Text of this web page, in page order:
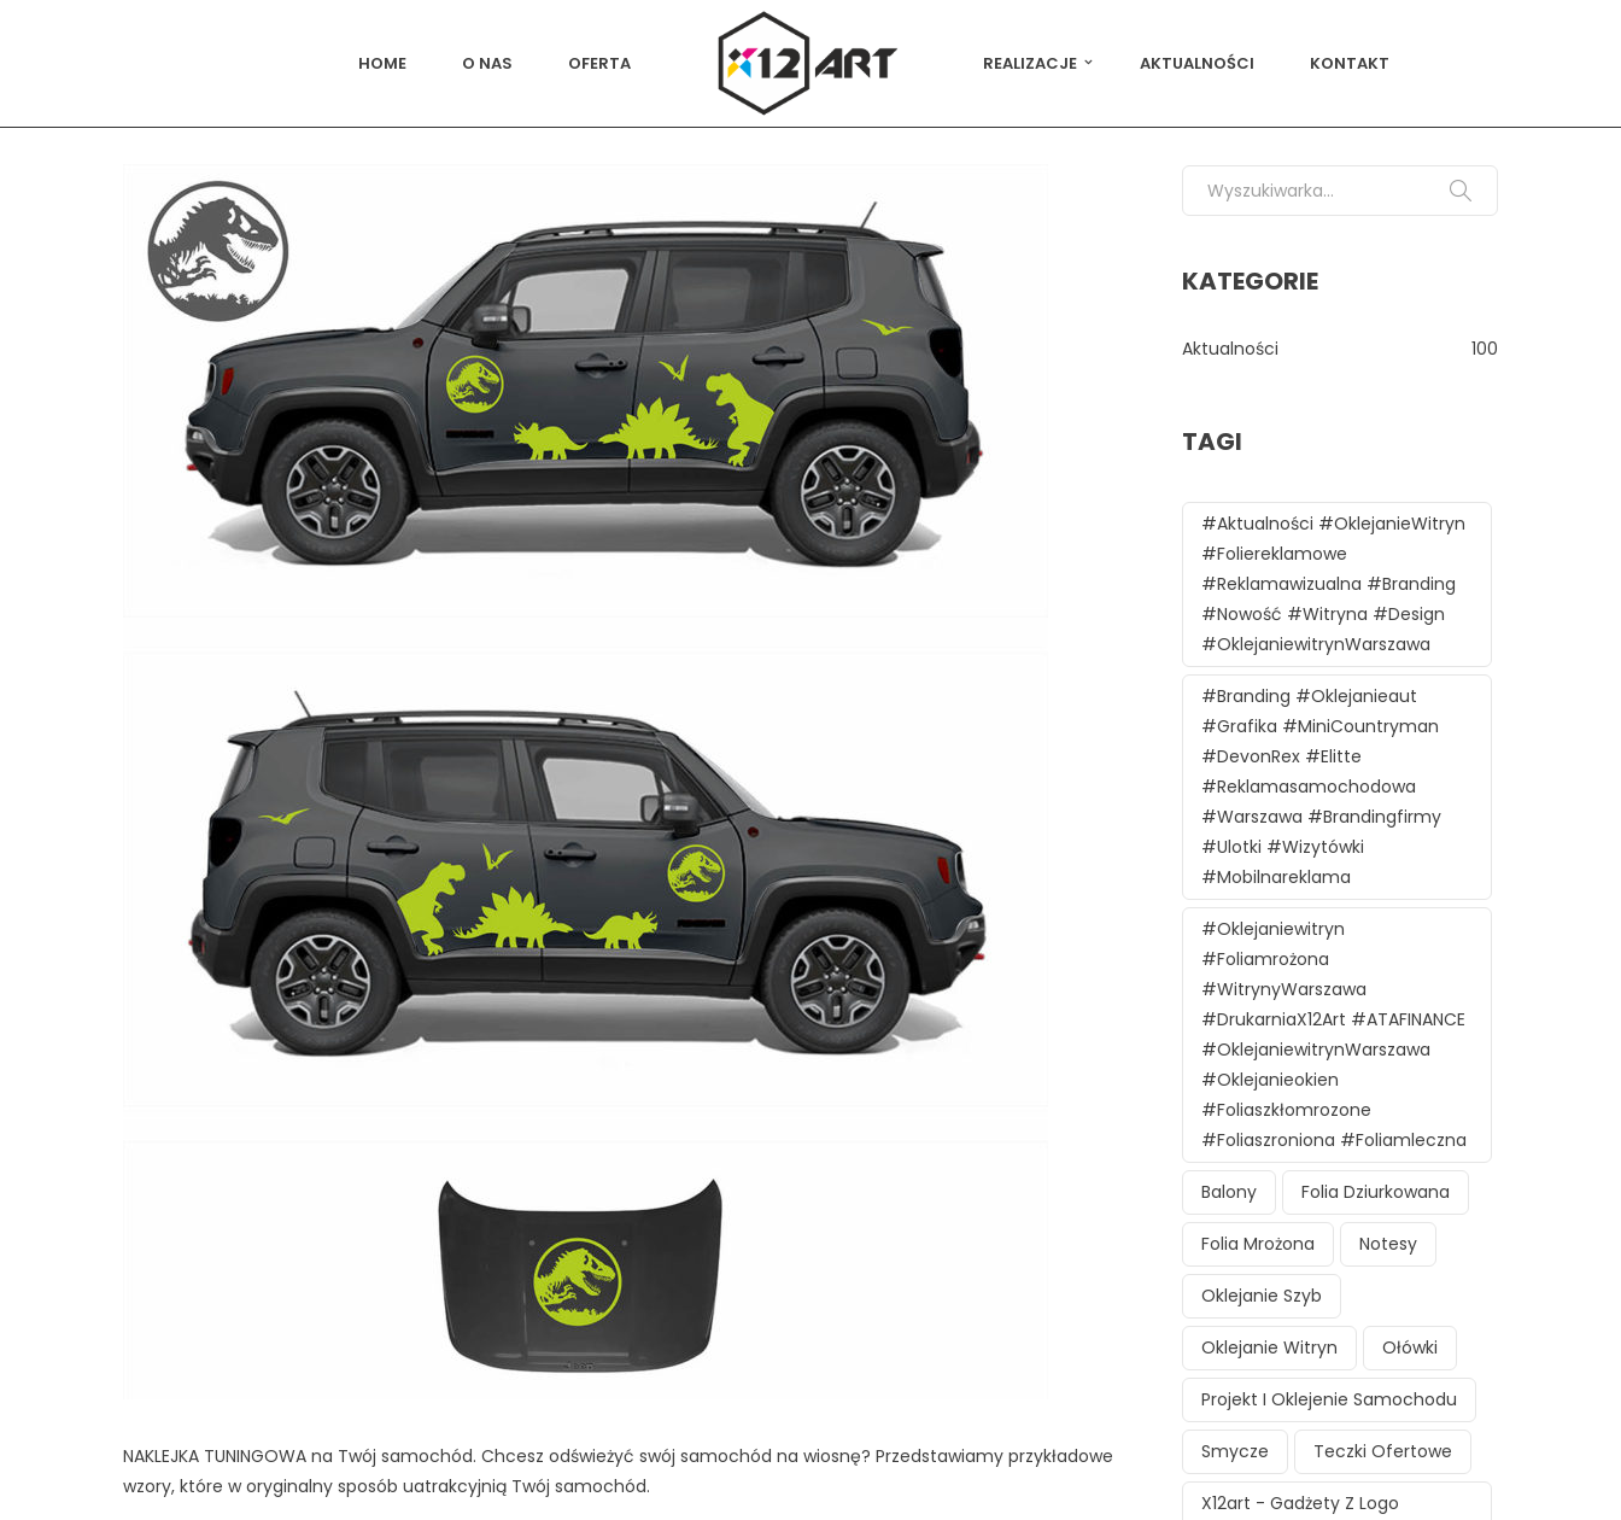
HOME O NAS OFERTA REALIZACJE AKTUALNOŚCI KONTAKT
NAKLEJKA TUNINGOWA na Twój samochód. Chcesz odświeżyć swój samochód na wiosnę? Przedstawiamy przykładowe
wzory, które w oryginalny sposób uatrakcyjnią Twój samochód.
Search for:
KATEGORIE
Aktualności 100
TAGI
#aktualności #oklejanieWitryn
#foliereklamowe
#reklamawizualna #branding
#nowość #witryna #design
#oklejaniewitrynWarszawa
#branding #oklejanieaut
#grafika #MiniCountryman
#DevonRex #Elitte
#reklamasamochodowa
#Warszawa #brandingfirmy
#ulotki #wizytówki
#mobilnareklama
#oklejaniewitryn
#foliamrożona
#witrynyWarszawa
#DrukarniaX12Art #ATAFINANCE
#oklejaniewitrynWarszawa
#oklejanieokien
#foliaszkłomrozone
#foliaszroniona #foliamleczna
Balony Folia Dziurkowana
Folia Mrożona Notesy
Oklejanie Szyb
Oklejanie Witryn Ołówki
Projekt I Oklejenie Samochodu
Smycze Teczki Ofertowe
X12art - Gadżety Z Logo